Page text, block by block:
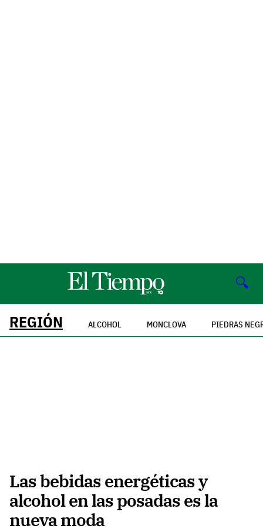
🔍
REGIÓN ALCOHOL MONCLOVA PIEDRAS
Las bebidas energéticas y
alcohol en las posadas es la
nueva moda